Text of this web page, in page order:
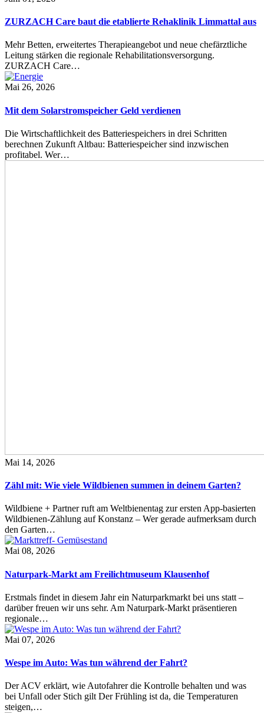
ZURZACH Care baut die etablierte Rehaklinik Limmattal aus
Mehr Betten, erweitertes Therapieangebot und neue chefärztliche
Leitung stärken die regionale Rehabilitationsversorgung.
ZURZACH Care…
Mai 26, 2026
Mit dem Solarstromspeicher Geld verdienen
Die Wirtschaftlichkeit des Batteriespeichers in drei Schritten
berechnen Zukunft Altbau: Batteriespeicher sind inzwischen
profitabel. Wer…
Mai 14, 2026
Zähl mit: Wie viele Wildbienen summen in deinem Garten?
Wildbiene + Partner ruft am Weltbienentag zur ersten App-basierten
Wildbienen-Zählung auf Konstanz – Wer gerade aufmerksam durch
den Garten…
Mai 08, 2026
Naturpark-Markt am Freilichtmuseum Klausenhof
Erstmals findet in diesem Jahr ein Naturparkmarkt bei uns statt –
darüber freuen wir uns sehr. Am Naturpark-Markt präsentieren
regionale…
Mai 07, 2026
Wespe im Auto: Was tun während der Fahrt?
Der ACV erklärt, wie Autofahrer die Kontrolle behalten und was
bei Unfall oder Stich gilt Der Frühling ist da, die Temperaturen
steigen,…